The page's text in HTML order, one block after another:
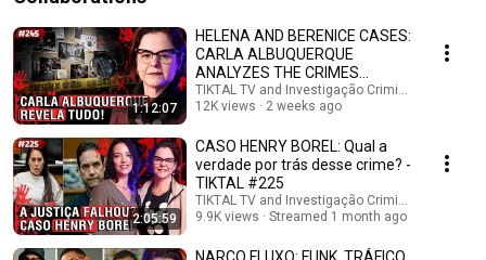
1:12:07
HELENA AND BERENICE CASES:
CARLA ALBUQUERQUE
ANALYZES THE CRIMES
SHAKING THE NATION
TIKTAL TV and Investigação Criminal
12K views
2 weeks ago
2:05:59
CASO HENRY BOREL: Qual a
verdade por trás desse crime? -
TIKTAL #225
TIKTAL TV and Investigação Criminal
9.9K views
Streamed 1 month ago